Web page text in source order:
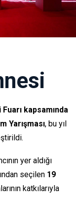
kapsamında
Yarışması, bu yıl
yer aldığı
seçilen 19
katkılarıyla